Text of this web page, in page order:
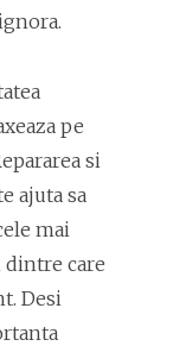
pe
si
ajuta sa
mai
care
Desi